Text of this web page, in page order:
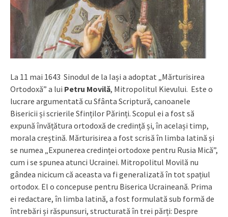
La 11 mai 1643 Sinodul de la Iași a adoptat „Mărturisirea
Ortodoxă” a lui Petru Movilă, Mitropolitul Kievului. Este o
lucrare argumentată cu Sfânta Scriptură, canoanele
Bisericii și scrierile Sfinților Părinți. Scopul ei a fost să
expună învățătura ortodoxă de credință și, în același timp,
morala creștină. Mărturisirea a fost scrisă în limba latină și
se numea „Expunerea credinței ortodoxe pentru Rusia Mică”,
cum i se spunea atunci Ucrainei. Mitropolitul Movilă nu
gândea nicicum că aceasta va fi generalizată în tot spațiul
ortodox. El o concepuse pentru Biserica Ucraineană. Prima
ei redactare, în limba latină, a fost formulată sub formă de
întrebări și răspunsuri, structurată în trei părți: Despre